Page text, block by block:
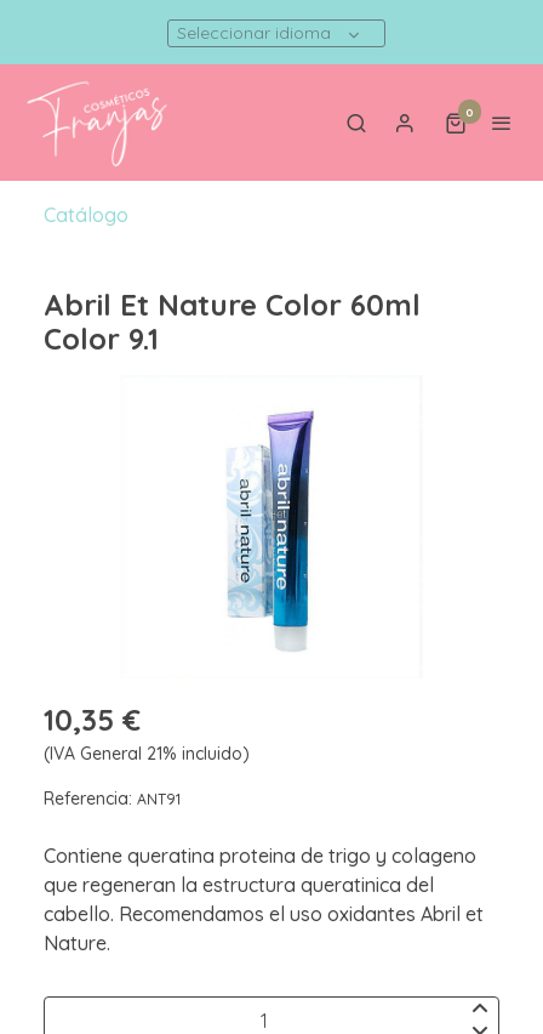
Seleccionar idioma
0
Catálogo
Abril Et Nature Color 60ml
Color 9.1
10,35 €
(IVA General 21% incluido)
Referencia: ANT91
Contiene queratina proteina de trigo y colageno
que regeneran la estructura queratinica del
cabello. Recomendamos el uso oxidantes Abril et
Nature.